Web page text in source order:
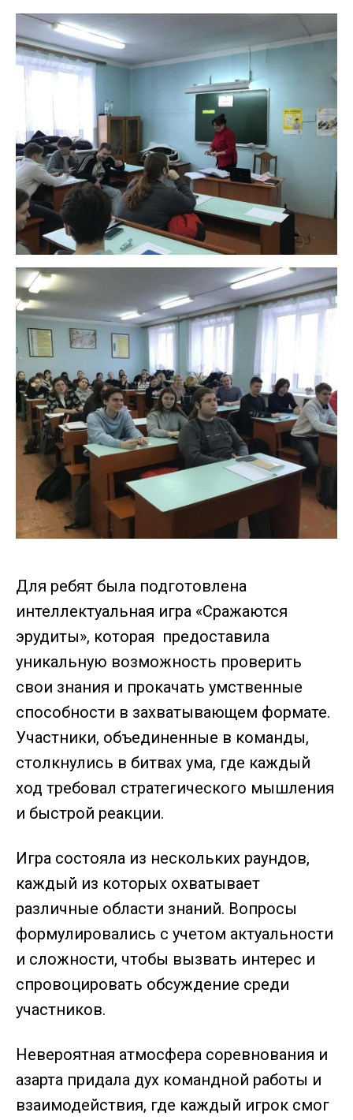
Для ребят была подготовлена
интеллектуальная игра «Сражаются
эрудиты», которая предоставила
уникальную возможность проверить
свои знания и прокачать умственные
способности в захватывающем формате.
Участники, объединенные в команды,
столкнулись в битвах ума, где каждый
ход требовал стратегического мышления
и быстрой реакции.
Игра состояла из нескольких раундов,
каждый из которых охватывает
различные области знаний. Вопросы
формулировались с учетом актуальности
и сложности, чтобы вызвать интерес и
спровоцировать обсуждение среди
участников.
Невероятная атмосфера соревнования и
азарта придала дух командной работы и
взаимодействия, где каждый игрок смог